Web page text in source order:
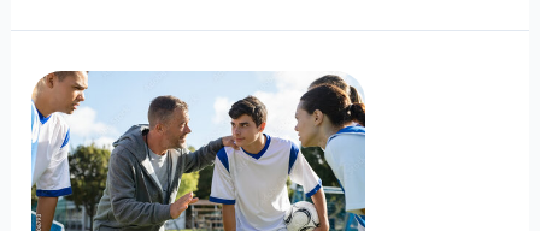
Motivación
antes
del
partido
: